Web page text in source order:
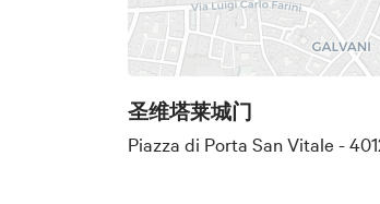
圣维塔莱城门
Piazza di Porta San Vitale -